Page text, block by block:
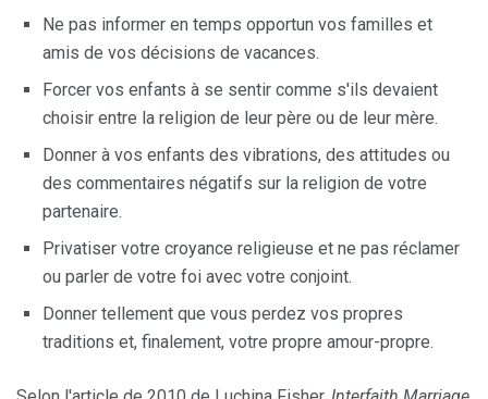
Ne pas informer en temps opportun vos familles et
amis de vos décisions de vacances.
Forcer vos enfants à se sentir comme s'ils devaient
choisir entre la religion de leur père ou de leur mère.
Donner à vos enfants des vibrations, des attitudes ou
des commentaires négatifs sur la religion de votre
partenaire.
Privatiser votre croyance religieuse et ne pas réclamer
ou parler de votre foi avec votre conjoint.
Donner tellement que vous perdez vos propres
traditions et, finalement, votre propre amour-propre.